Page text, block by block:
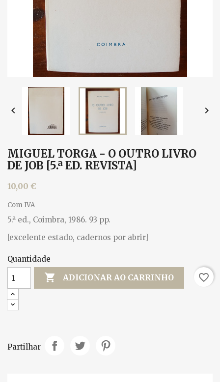
 
MIGUEL TORGA - O OUTRO LIVRO
DE JOB [5.ª ED. REVISTA]
10,00 €
Com IVA
5.ª ed., Coimbra, 1986. 93 pp.
[excelente estado, cadernos por abrir]
Quantidade
 ADICIONAR AO CARRINHO favorite_border
Partilhar